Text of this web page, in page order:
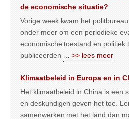
de economische situatie?
Vorige week kwam het
onder meer om een periodieke
economische toestand en politiek
publiceerden
… >> lees meer
Klimaatbeleid in Europa en in
Het klimaatbeleid in China is een
en deskundigen geven het toe.
samenwerken met het land dan